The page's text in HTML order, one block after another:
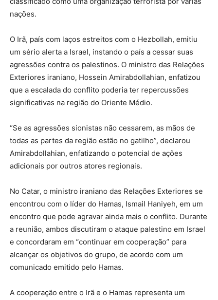
nações.
O Irã, país com laços estreitos com o Hezbollah, emitiu
um sério alerta a Israel, instando o país a cessar suas
agressões contra os palestinos. O ministro das Relações
Exteriores iraniano, Hossein Amirabdollahian, enfatizou
que a escalada do conflito poderia ter repercussões
significativas na região do Oriente Médio.
“Se as agressões sionistas não cessarem, as mãos de
todas as partes da região estão no gatilho”, declarou
Amirabdollahian, enfatizando o potencial de ações
adicionais por outros atores regionais.
No Catar, o ministro iraniano das Relações Exteriores se
encontrou com o líder do Hamas, Ismail Haniyeh, em um
encontro que pode agravar ainda mais o conflito. Durante
a reunião, ambos discutiram o ataque palestino em Israel
e concordaram em “continuar em cooperação” para
alcançar os objetivos do grupo, de acordo com um
comunicado emitido pelo Hamas.
A cooperação entre o Irã e o Hamas representa um